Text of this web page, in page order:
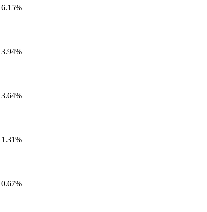
6.15%
3.94%
3.64%
1.31%
0.67%